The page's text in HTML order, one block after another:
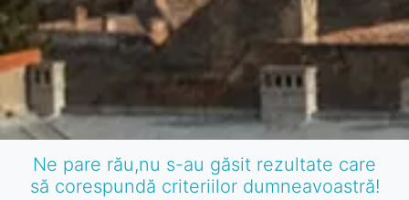
Ne pare rău,nu s-au găsit rezultate care
să corespundă criteriilor dumneavoastră!